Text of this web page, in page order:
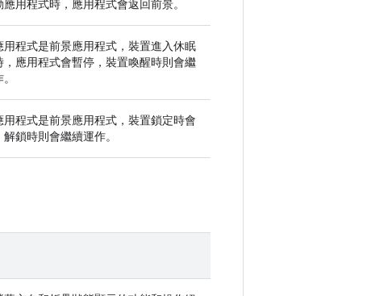
應用程式時，應用程式會返回前景。
用程式是前景應用程式，裝置進入休眠
，應用程式會暫停，裝置喚醒時則會繼
用程式是前景應用程式，裝置鎖定時會
鎖時則會繼續運作。